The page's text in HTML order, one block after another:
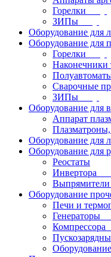
Горелки
ЗИПы
Оборудование для
Оборудование для
Горелки
Наконечники
Сварочные
ЗИПы
Оборудование для
Аппарат
Оборудование для
Оборудование для
Реостаты
Инвертора
Выпрямители
Оборудование
Печи и
Генераторы
Компрессора